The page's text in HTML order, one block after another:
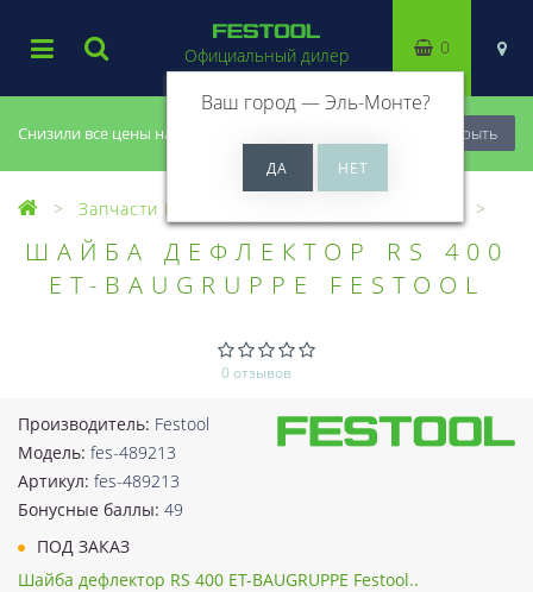
Снизили все цены на 20%, успей купить! Закрыть
Официальный дилер
Ваш город —Эль-Монте?
0
Запчасти Festool
ШАЙБА ДЕФЛЕКТОР RS 400
ET-BAUGRUPPE FESTOOL
0 отзывов
Производитель: Festool
Модель: fes-489213
Артикул: fes-489213
Бонусные баллы: 49
ПОД ЗАКАЗ
Шайба дефлектор RS 400 ET-BAUGRUPPE Festool..